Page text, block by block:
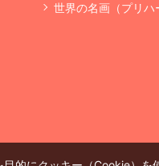
世界の名画（プリハ